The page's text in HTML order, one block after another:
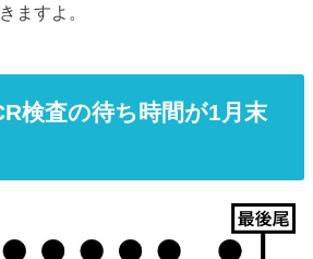
ますよ。
検査の待ち時間が1月末